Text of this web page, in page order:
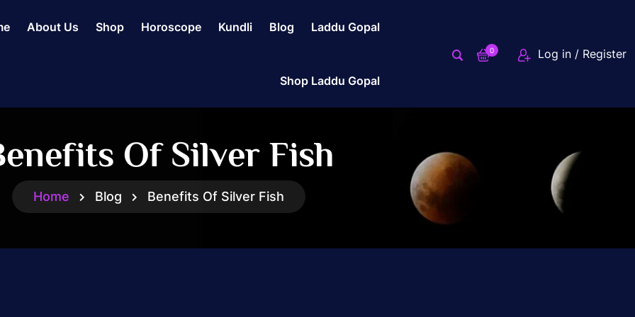
About Us Shop Horoscope Kundli Blog Laddu Gopal
Shop Laddu Gopal
0 Log in / Register
Of Silver Fish
Home Blog Benefits Of Silver Fish